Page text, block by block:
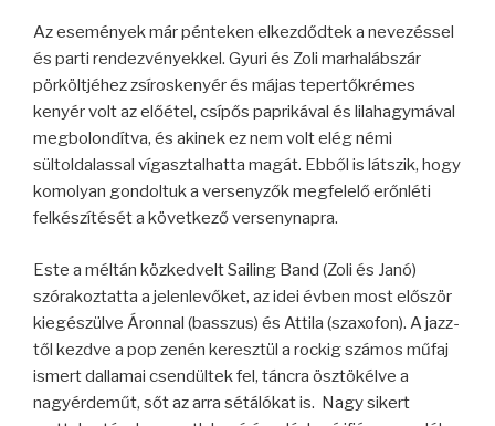
Az események már pénteken elkezdődtek a nevezéssel
és parti rendezvényekkel. Gyuri és Zoli marhalábszár
pörköltjéhez zsíroskenyér és májas tepertőkrémes
kenyér volt az előétel, csípős paprikával és lilahagymával
megbolondítva, és akinek ez nem volt elég némi
sültoldalassal vígasztalhatta magát. Ebből is látszik, hogy
komolyan gondoltuk a versenyzők megfelelő erőnléti
felkészítését a következő versenynapra.
Este a méltán közkedvelt Sailing Band (Zoli és Janó)
szórakoztatta a jelenlevőket, az idei évben most először
kiegészülve Áronnal (basszus) és Attila (szaxofon). A jazz-
től kezdve a pop zenén keresztül a rockig számos műfaj
ismert dallamai csendültek fel, táncra ösztökélve a
nagyérdeműt, sőt az arra sétálókat is. Nagy sikert